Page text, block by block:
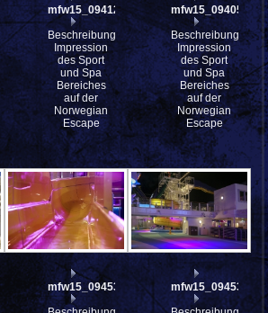
mfw15_094129
Beschreibung:
Impression
des Sport
und Spa
Bereiches
auf der
Norwegian
Escape
mfw15_094053
Beschreibung:
Impression
des Sport
und Spa
Bereiches
auf der
Norwegian
Escape
mfw15_094537
mfw15_094533